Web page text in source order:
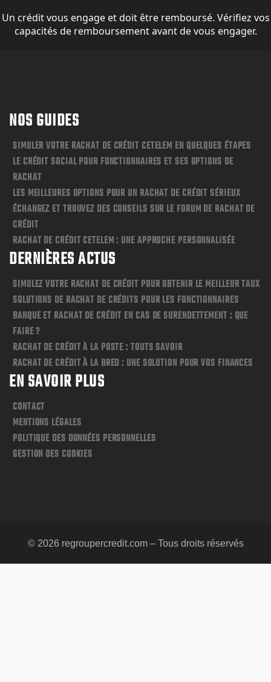
Un crédit vous engage et doit être remboursé. Vérifiez vos
capacités de remboursement avant de vous engager.
NOS GUIDES
SIMULER VOTRE RACHAT DE CRÉDIT CETELEM EN QUELQUES ÉTAPES
LE CRÉDIT SOCIAL POUR FONCTIONNAIRES ET SES OPTIONS DE
RACHAT
LES MEILLEURES OPTIONS POUR UN RACHAT DE CRÉDIT SÉRIEUX
ÉCHANGEZ ET TROUVEZ DES CONSEILS SUR LE FORUM DE RACHAT DE
CRÉDIT
RACHAT DE CRÉDIT CETELEM : UNE APPROCHE PERSONNALISÉE
DERNIÈRES ACTUS
SIMULEZ VOTRE RACHAT DE CRÉDIT POUR OBTENIR LE MEILLEUR TAUX
SOLUTIONS DE RACHAT DE CRÉDITS POUR LES FONCTIONNAIRES
BANQUE ET RACHAT DE CRÉDIT EN CAS DE SURENDETTEMENT : QUE
FAIRE ?
RACHAT DE CRÉDIT À LA POSTE : TOUTS SAVOIR
RACHAT DE CRÉDIT À LA BRED : UNE SOLUTION POUR VOS FINANCES
EN SAVOIR PLUS
CONTACT
MENTIONS LÉGALES
POLITIQUE DES DONNÉES PERSONNELLES
GESTION DES COOKIES
© 2026 regroupercredit.com – Tous droits réservés